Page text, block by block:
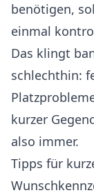
benötigen,
einmal
Das klingt
schlechthin:
kurzer
also immer.
Tipps für